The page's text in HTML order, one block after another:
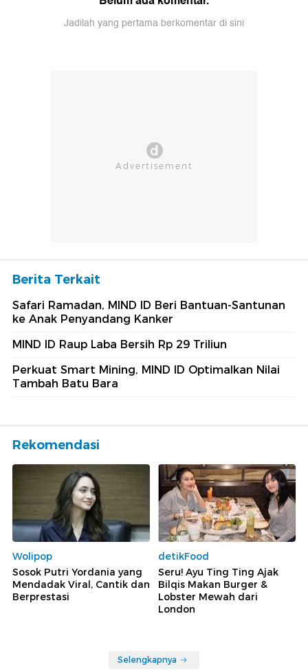
Jadilah yang pertama berkomentar di sini
Berita Terkait
Safari Ramadan, MIND ID Beri Bantuan-Santunan
ke Anak Penyandang Kanker
MIND ID Raup Laba Bersih Rp 29 Triliun
Perkuat Smart Mining, MIND ID Optimalkan Nilai
Tambah Batu Bara
Rekomendasi
Wolipop
Sosok Putri Yordania yang
Mendadak Viral, Cantik dan
Berprestasi
detikFood
Seru! Ayu Ting Ting Ajak
Bilqis Makan Burger &
Lobster Mewah dari
London
Selengkapnya